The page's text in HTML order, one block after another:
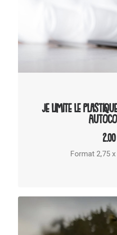
Je limite le
2.00
Format 2,75